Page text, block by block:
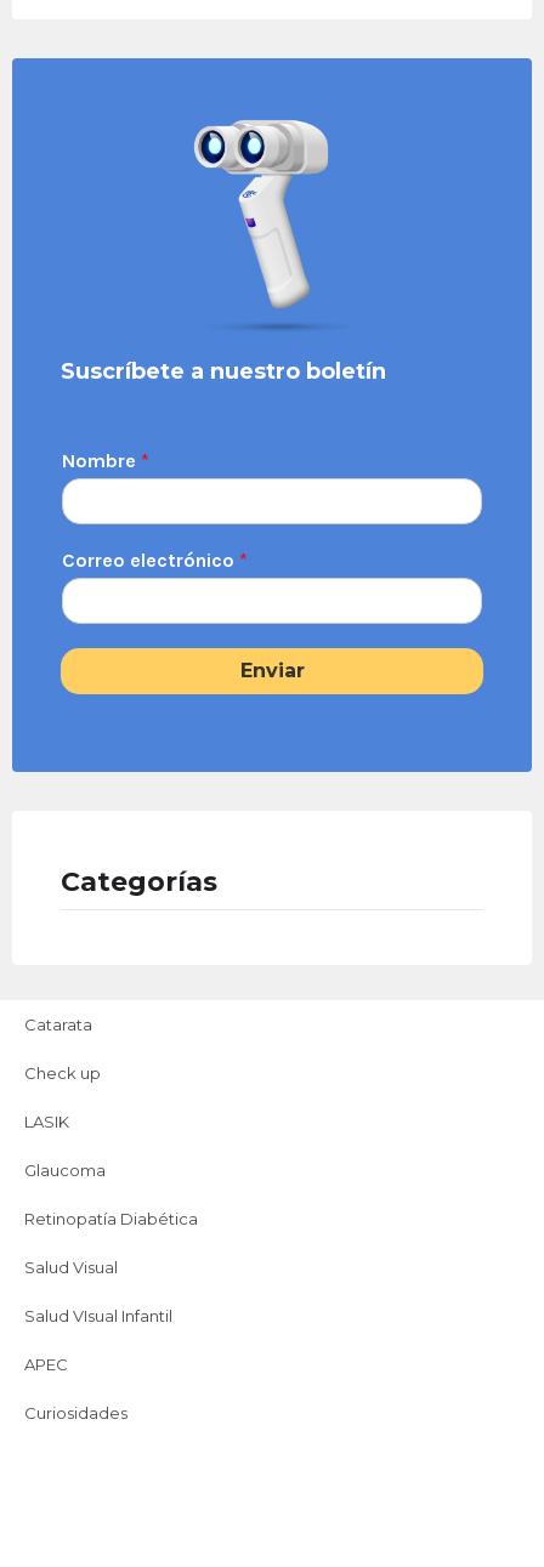
Suscríbete a nuestro boletín
Nombre *
Correo electrónico *
Enviar
Categorías
Catarata
Check up
LASIK
Glaucoma
Retinopatía Diabética
Salud Visual
Salud VIsual Infantil
APEC
Curiosidades
¡Síguenos en Instagram!